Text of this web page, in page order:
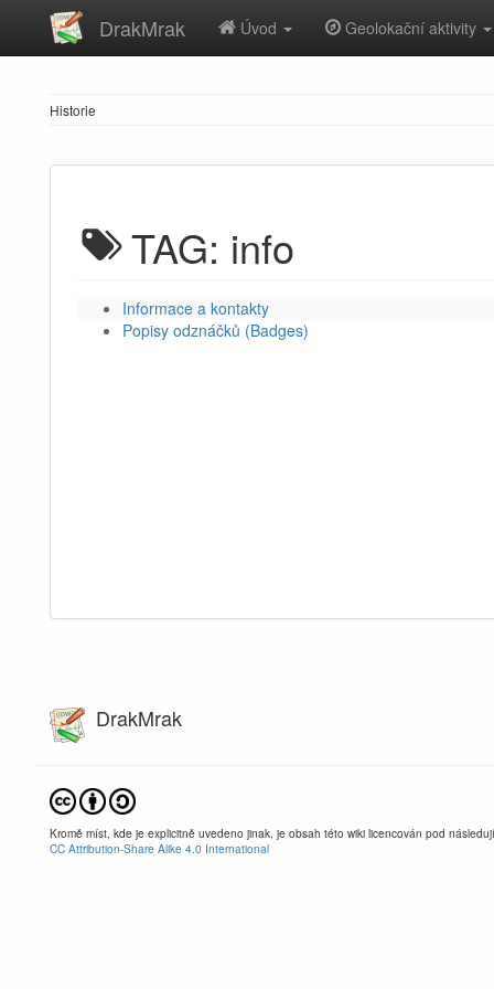
DrakMrak Úvod Geolokační aktivity
Historie
TAG: info
Informace a kontakty
Popisy odznáčků (Badges)
DrakMrak
Kromě míst, kde je explicitně uvedeno jinak, je obsah této wiki licencován pod
CC Attribution-Share Alike 4.0 International